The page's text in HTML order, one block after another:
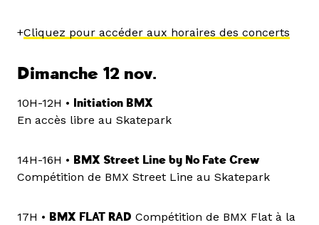
+Cliquez pour accéder aux horaires des concerts
Dimanche 12 nov.
10H-12H • Initiation BMX
En accès libre au Skatepark
14H-16H • BMX Street Line by No Fate Crew
Compétition de BMX Street Line au Skatepark
17H • BMX FLAT RAD Compétition de BMX Flat à la